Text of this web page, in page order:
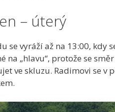
– úterý
se vyráží až na 13:00, kdy
na „hlavu“, protože se
ve skluzu. Radimovi se